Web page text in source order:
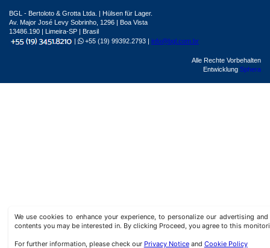
We use cookies to enhance your experience, to personalize our advertising
contents you may be interested in. By clicking Proceed, you agree to this
For further information, please check our Privacy Noticeand Cookie Policy
BGL - Bertoloto & Grotta Ltda. | Hülsen für Lager.
Av. Major José Levy Sobrinho, 1296 | Boa Vista
13486.190 | Limeira-SP | Brasil
|
+55 (19) 99392.2793 | info@bgl.com.br
Alle Rechte Vorbehalten
Entwicklung Sphera